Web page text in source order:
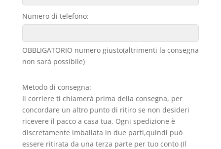
Numero di telefono:
OBBLIGATORIO numero giusto(altrimenti la consegna
non sarà possibile)
Metodo di consegna:
Il corriere ti chiamerà prima della consegna, per
concordare un altro punto di ritiro se non desideri
ricevere il pacco a casa tua. Ogni spedizione è
discretamente imballata in due parti,quindi può
essere ritirata da una terza parte per tuo conto (Il